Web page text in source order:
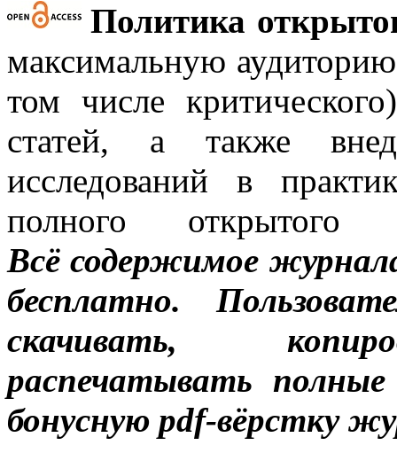
Политика
максимальную
том числе
статей, а также
исследований в
полного
Всё содержимое
бесплатно.
скачивать,
распечатывать
бонусную pdf-вёрстку